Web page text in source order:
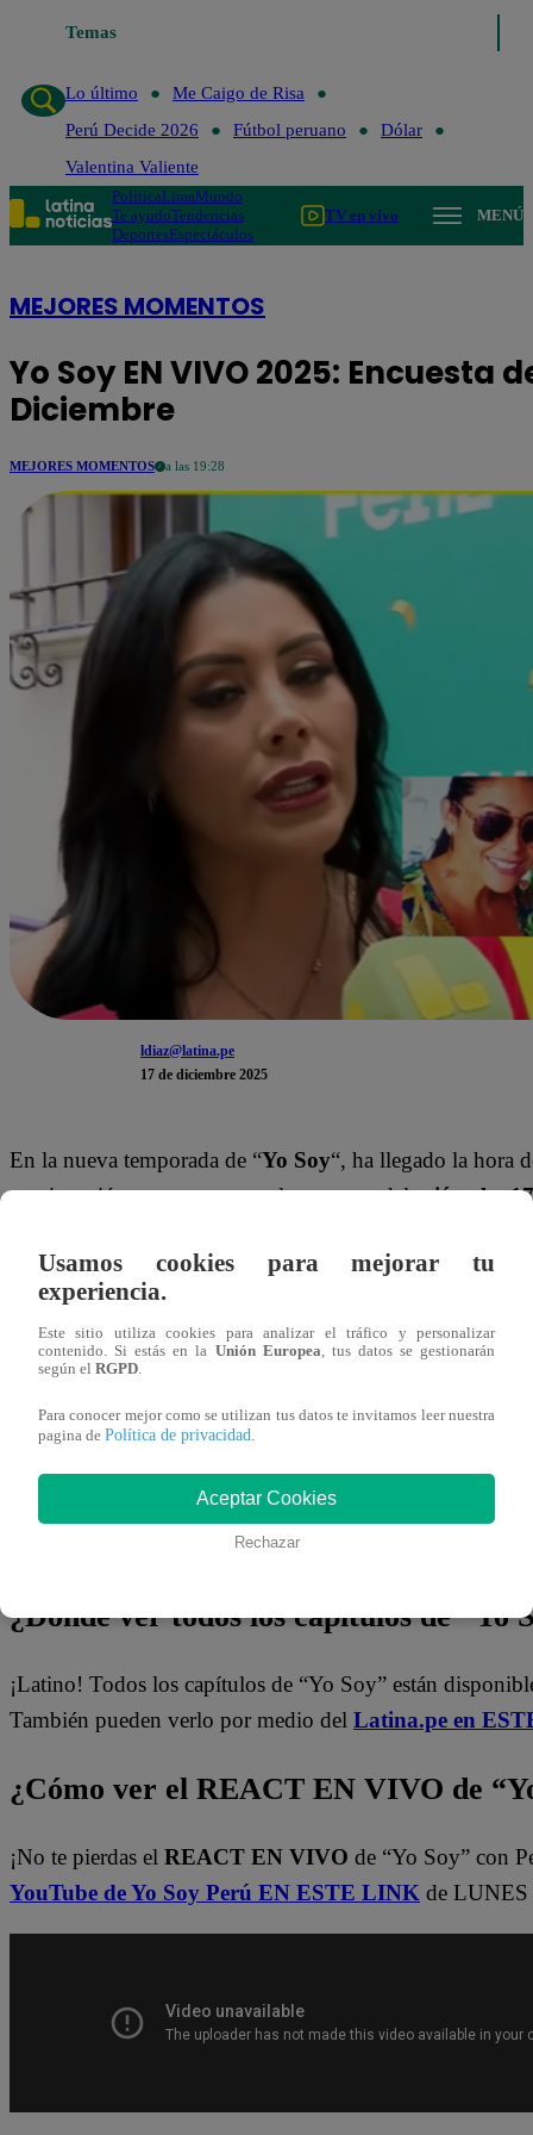
Temas
Lo último
Me Caigo de Risa
Perú Decide 2026
Fútbol peruano
Dólar
Valentina Valiente
PolíticaLimaMundo
Te ayudoTendencias
DeportesEspectáculos
TV en vivo MENÚ
MEJORES MOMENTOS
Yo Soy EN VIVO 2025: Encuesta
Diciembre
MEJORES MOMENTOS a las 19:28
ldiaz@latina.pe
17 de diciembre 2025
En la nueva temporada de “Yo Soy“, ha llegado la hora
continuación, te presentamos la encuesta delmiércoles
¡Tu opinión es MUY valiosa!
Mira AQUÍ el nuevo episodio de “Yo
¿Dónde ver todos los capítulos de “Yo
¡Latino! Todos los capítulos de “Yo Soy” están
También pueden verlo por medio del Latina.pe en
¿Cómo ver el REACT EN VIVO de
¡No te pierdas el REACT EN VIVO de “Yo Soy” con
YouTube de Yo Soy Perú EN ESTE LINK de LUNES
Usamos cookies para mejorar tu
experiencia.
Este sitio utiliza cookies para analizar el tráfico y personalizar
contenido. Si estás en la Unión Europea, tus datos se gestionarán
según el RGPD.
Para conocer mejor como se utilizan tus datos te invitamos leer nuestra
pagina de Política de privacidad.
Aceptar Cookies
Rechazar